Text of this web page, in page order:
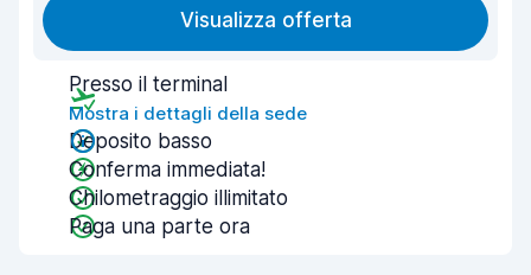
Visualizza offerta
Presso il terminal
Mostra i dettagli della sede
Deposito basso
Conferma immediata!
Chilometraggio illimitato
Paga una parte ora